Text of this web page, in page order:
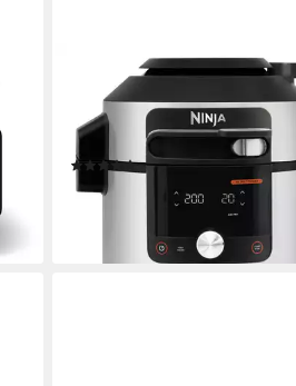
Multikocher Foodi MAX 14-in-1
SmartLid Multikocher OL750EU,
1760 W, 7,5 l Schüssel
(88)
369,99 €
lieferbar - in 2-3 Werktagen bei dir